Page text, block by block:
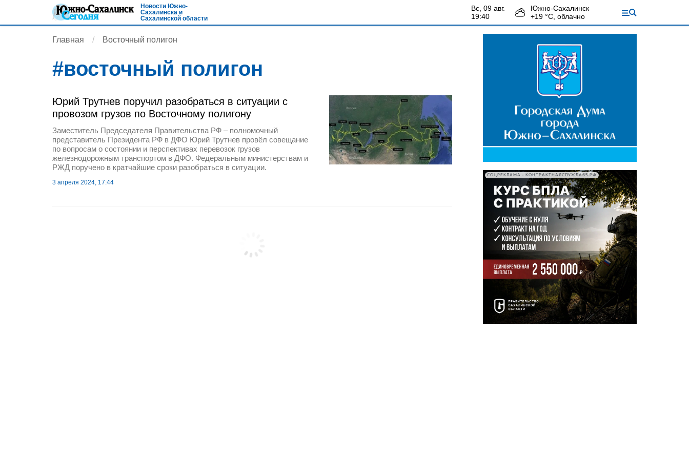
Новости Южно-
Сахалинска и
Сахалинской области
вс, 09 авг.
19:40
Южно-Сахалинск
+19 °С, облачно
Главная Восточный полигон
#восточный полигон
Юрий Трутнев поручил разобраться в ситуации с
провозом грузов по Восточному полигону
Заместитель Председателя Правительства РФ – полномочный
представитель Президента РФ в ДФО Юрий Трутнев провёл совещание
по вопросам о состоянии и перспективах перевозок грузов
железнодорожным транспортом в ДФО. Федеральным министерствам и
РЖД поручено в кратчайшие сроки разобраться в ситуации.
3 апреля 2024, 17:44
СОЦРЕКЛАМА • КОНТРАКТНАЯСЛУЖБА65.РФ